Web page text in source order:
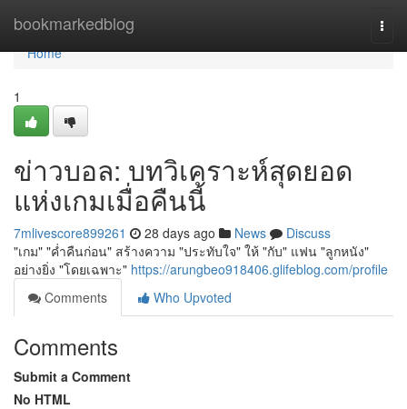
bookmarkedblog
Home
Home
1
ข่าวบอล: บทวิเคราะห์สุดยอด
แห่งเกมเมื่อคืนนี้
7mlivescore899261 28 days ago News
Discuss
"เกม" "ค่ำคืนก่อน" สร้างความ "ประทับใจ" ให้ "กับ" แฟน "ลูกหนัง"
อย่างยิ่ง "โดยเฉพาะ" https://arungbeo918406.glifeblog.com/profile
Comments
Who Upvoted
Comments
Submit a Comment
No HTML